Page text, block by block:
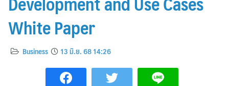
White Paper
Business 13 มิ.ย. 68 14:26